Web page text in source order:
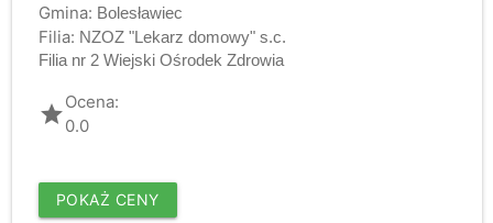
Gmina: Bolesławiec
Filia: NZOZ "Lekarz domowy" s.c.
Filia nr 2 Wiejski Ośrodek Zdrowia
gradeOcena:
0.0
POKAŻ CENY